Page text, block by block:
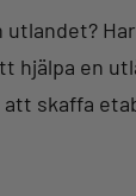
hjälpa en
skaffa